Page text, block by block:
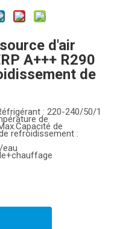
d'air
A+++ R290
de
: 220-240/50/1
de
de
refroidissement :